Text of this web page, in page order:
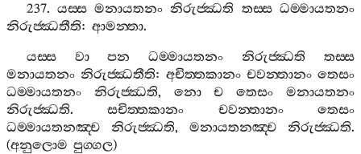
237. යස‍්ස මනායතනං නිරුජ‍්ඣති තස‍්ස ධම‍්මායතනං
නිරුජ‍්ඣතීති: ආමන‍්තා.
යස‍්ස
වා පන ධම‍්මායතනං නිරුජ‍්ඣති
තස‍්ස
මනායතනං නිරුජ‍්ඣතීති: අචිත‍්තකානං චවන‍්තානං තෙසං
ධම‍්මායතනං
නිරුජ‍්ඣති, නො ච තෙසං
මනායතනං
නිරුජ‍්ඣති.සචිත‍්තකානං චවන‍්තානං
තෙසං
ධම‍්මායතනඤ‍්ච
නිරුජ‍්ඣති, මනායතනඤ‍්ච නිරුජ‍්ඣති.
(අනුලොම පුග‍්ගල)